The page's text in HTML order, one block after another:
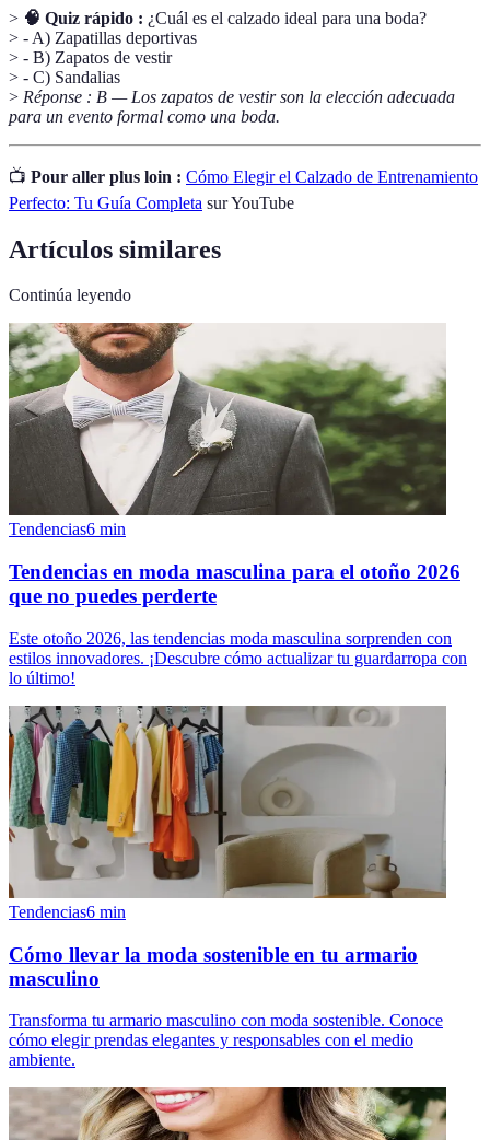
> 🧠 Quiz rápido : ¿Cuál es el calzado ideal para una boda?
> - A) Zapatillas deportivas
> - B) Zapatos de vestir
> - C) Sandalias
> Réponse : B — Los zapatos de vestir son la elección adecuada
para un evento formal como una boda.
📺 Pour aller plus loin : Cómo Elegir el Calzado de Entrenamiento
Perfecto: Tu Guía Completa sur YouTube
Artículos similares
Continúa leyendo
Tendencias6 min
Tendencias en moda masculina para el otoño 2026
que no puedes perderte
Este otoño 2026, las tendencias moda masculina sorprenden con
estilos innovadores. ¡Descubre cómo actualizar tu guardarropa con
lo último!
Tendencias6 min
Cómo llevar la moda sostenible en tu armario
masculino
Transforma tu armario masculino con moda sostenible. Conoce
cómo elegir prendas elegantes y responsables con el medio
ambiente.